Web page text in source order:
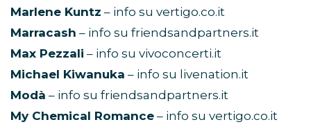
Marlene Kuntz – info su vertigo.co.it
Marracash – info su friendsandpartners.it
Max Pezzali – info su vivoconcerti.it
Michael Kiwanuka – info su livenation.it
Modà – info su friendsandpartners.it
My Chemical Romance – info su vertigo.co.it